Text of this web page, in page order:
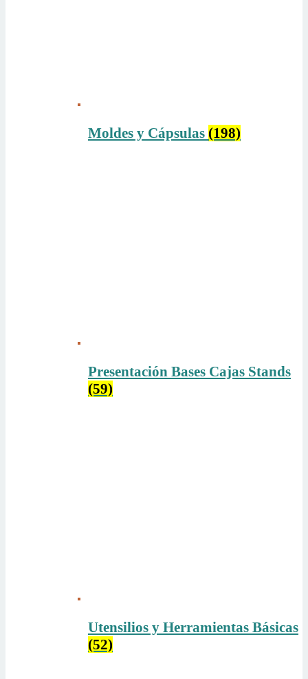
Moldes y Cápsulas (198)
Presentación Bases Cajas Stands
(59)
Utensilios y Herramientas Básicas
(52)